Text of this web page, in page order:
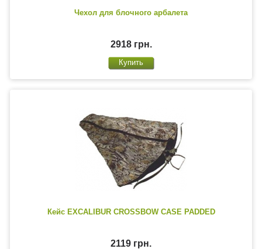
Чехол для блочного арбалета
2918 грн.
Кейс EXCALIBUR CROSSBOW CASE PADDED
2119 грн.